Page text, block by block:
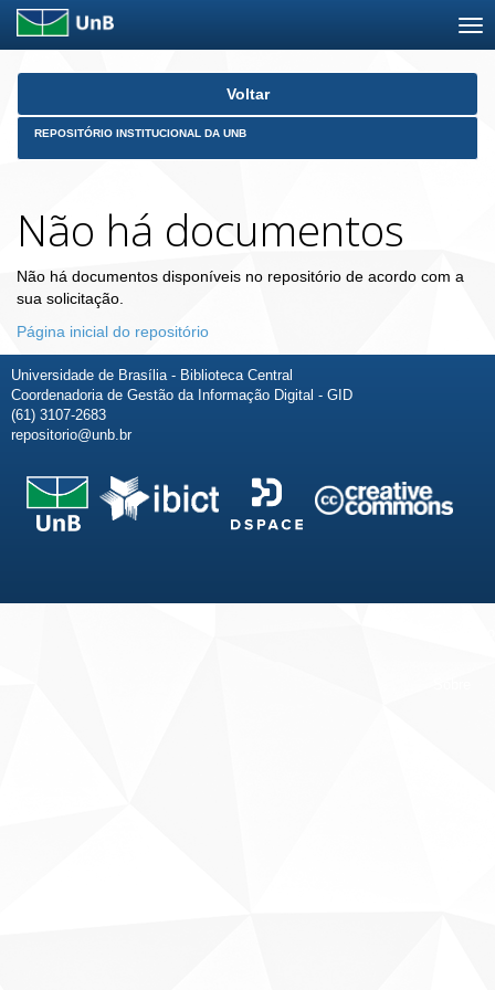
Skip
Voltar
REPOSITÓRIO INSTITUCIONAL DA UNB
Não há documentos
Não há documentos disponíveis no repositório de acordo com a
sua solicitação.
Página inicial do repositório
Universidade de Brasília - Biblioteca Central
Coordenadoria de Gestão da Informação Digital - GID
(61) 3107-2683
repositorio@unb.br